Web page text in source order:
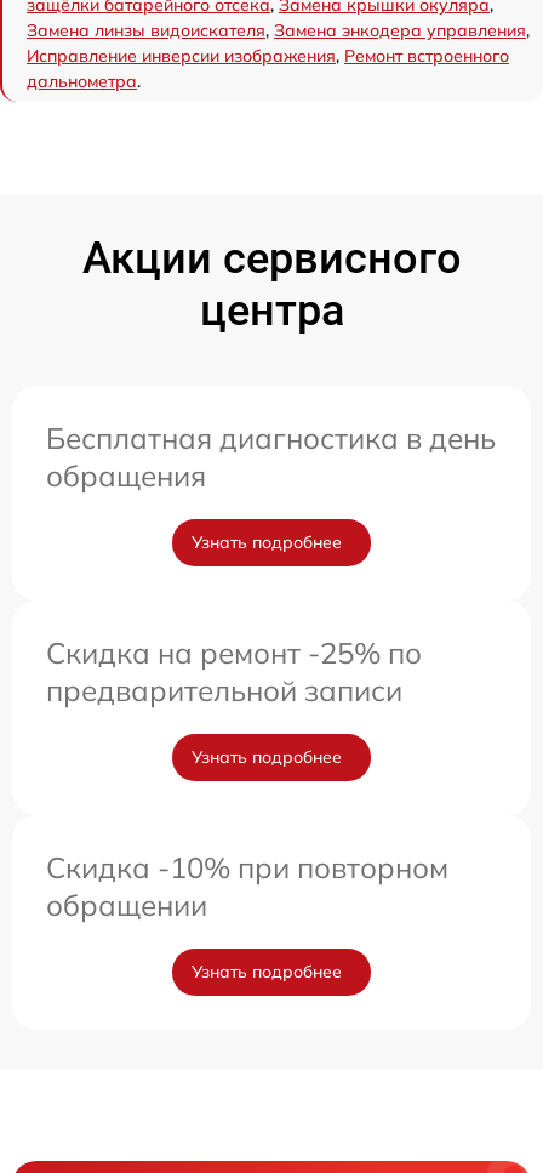
защёлки батарейного отсека, Замена крышки окуляра,
Замена линзы видоискателя, Замена энкодера управления,
Исправление инверсии изображения, Ремонт встроенного
дальнометра.
Акции сервисного
центра
Бесплатная диагностика в день
обращения
Узнать подробнее
Скидка на ремонт -25% по
предварительной записи
Узнать подробнее
Скидка -10% при повторном
обращении
Узнать подробнее